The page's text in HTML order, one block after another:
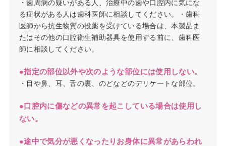
・歯周病の疑いがある人、治療中の歯や口腔内に気にな
る症状がある人は歯科医師に相談してください。・歯科
医師から抗生物質の投薬を受けている場合は、本製品ま
たはその他の口腔衛生補助器具を使用する前に、歯科医
師に相談してください。
●指定の部位以外や次のような部位には使用しない。
・目や鼻、耳、舌の裏、のどなどのデリケートな部位。
●口腔内に傷などの異常を起こしている場合は使用し
ない。
●途中で気分が悪くなったりお身体に異常があらわれ